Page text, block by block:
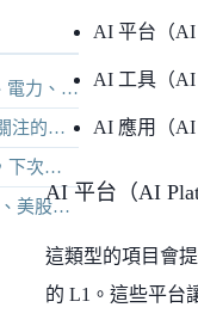
股供應鏈
鏈企業
了嗎？
整教學
AI 平台（AI
AI 工具（AI
AI 應用（AI
AI 平台（AI
這類型的項目會
的 L1。這些平台